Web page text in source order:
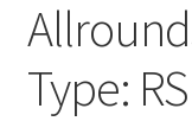
Type: RS